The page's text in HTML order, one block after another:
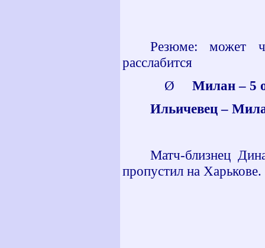
Резюме: может
расслабится
Ø
Милан – 5
Ильичевец –
Матч-близнец
пропустил на Харькове.